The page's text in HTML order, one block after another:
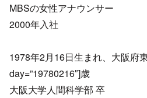
MBSの女性アナウンサー
2000年入社
1978年2月16日生まれ、大阪府
day=”19780216″]歳
大阪大学人間科学部 卒